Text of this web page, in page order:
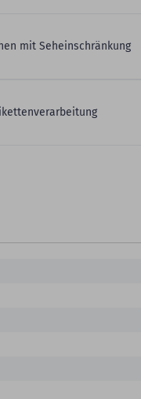
mit Seheinschränkung